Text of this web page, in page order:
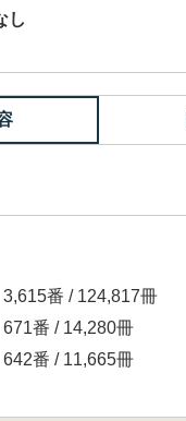
し
3,615番 / 124,817冊
671番 / 14,280冊
642番 / 11,665冊